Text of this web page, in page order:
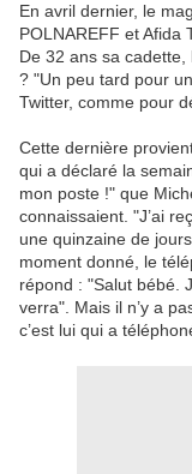
En avril dernier, le
POLNAREFF et Afida
De 32 ans sa
? "Un peu tard pour
Twitter, comme pour
Cette dernière
qui a déclaré la
mon poste !" que
connaissaient. "J’ai
une quin­zaine de
moment donné, le
répond : "Salut bébé.
verra". Mais il n’y a
c’est lui qui a